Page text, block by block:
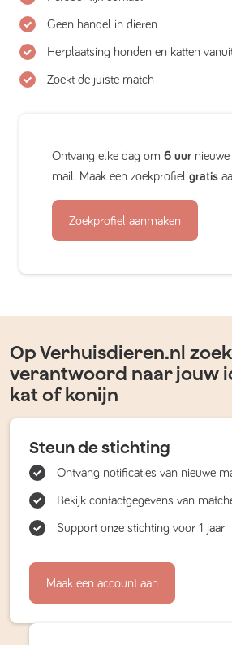
Geen handel in dieren
Herplaatsing honden en katten
Zoekt de juiste match
Ontvang elke dag om 6 uur
mail. Maak een zoekprofiel gratis
Zoekprofiel aanmaken
Op Verhuisdieren.nl
verantwoord naar jouw
kat of konijn
Steun de stichting
Ontvang notificaties van nieuwe
Bekijk contactgegevens van
Support onze stichting voor 1 jaar
Maak een account aan